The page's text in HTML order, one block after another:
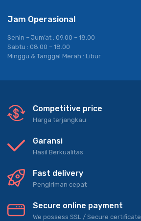
Jam Operasional
Senin – Jum’at : 09.00 – 18.00
Sabtu : 08.00 – 18.00
Minggu & Tanggal Merah : Libur
Competitive price
Harga terjangkau
Garansi
Hasil Berkualitas
Fast delivery
Pengiriman cepat
Secure online payment
We possess SSL / Secure сertificate